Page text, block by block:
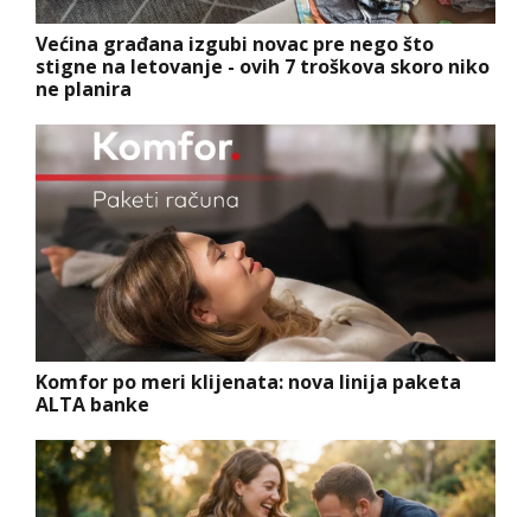
Većina građana izgubi novac pre nego što
stigne na letovanje - ovih 7 troškova skoro niko
ne planira
Komfor po meri klijenata: nova linija paketa
ALTA banke